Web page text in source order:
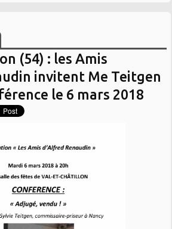
(54) : les Amis
invitent Me Teitgen
le 6 mars 2018